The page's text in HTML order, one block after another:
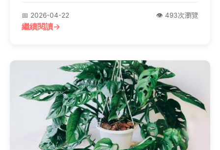
📅 2026-04-22 👁️ 493次瀏覽
繼續閱讀